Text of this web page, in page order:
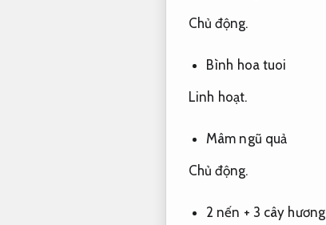
Chủ động.
Bình hoa tuoi
Linh hoạt.
Mâm ngũ quả
Chủ động.
2 nến + 3 cây hương